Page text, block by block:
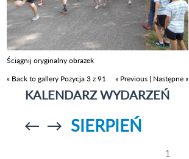
Ściągnij oryginalny obrazek
« Back to gallery Pozycja 3 z 91 « Previous | Następne »
KALENDARZ WYDARZEŃ
Przejdź doPrzejdź do
SIERPIEŃ
1